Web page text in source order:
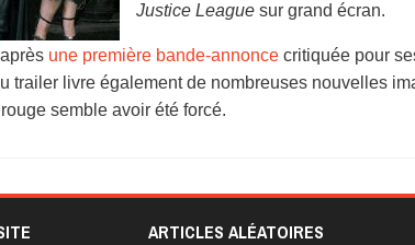
Justice League sur grand écran.
une première bande-annonce critiquée pour
trailer livre également de nombreuses nouvelles
semble avoir été forcé.
ARTICLES ALÉATOIRES